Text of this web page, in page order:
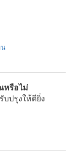
หรือไม่
บปรุงให้ดียิ่ง